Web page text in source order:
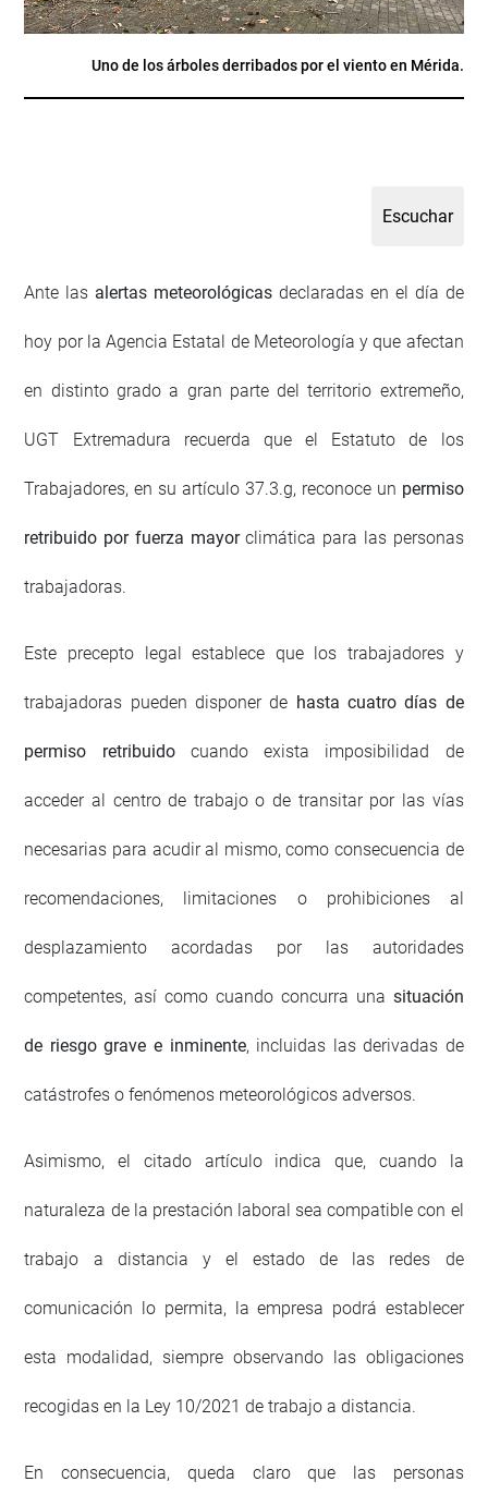
Uno de los árboles derribados por el viento en Mérida.
Ante las alertas meteorológicas declaradas en el día de
hoy por la Agencia Estatal de Meteorología y que afectan
en distinto grado a gran parte del territorio extremeño,
UGT Extremadura recuerda que el Estatuto de los
Trabajadores, en su artículo 37.3.g, reconoce un permiso
retribuido por fuerza mayorclimática para las personas
trabajadoras.
Este precepto legal establece que los trabajadores y
trabajadoras pueden disponer de hasta cuatro días de
permiso retribuidocuando exista imposibilidad de
acceder al centro de trabajo o de transitar por las vías
necesarias para acudir al mismo, como consecuencia de
recomendaciones, limitaciones o prohibiciones al
desplazamiento acordadas por las autoridades
competentes, así como cuando concurra una situación
de riesgo grave e inminente, incluidas las derivadas de
catástrofes o fenómenos meteorológicos adversos.
Asimismo, el citado artículo indica que, cuando la
naturaleza de la prestación laboral sea compatible con el
trabajo a distancia y el estado de las redes de
comunicación lo permita, la empresa podrá establecer
esta modalidad, siempre observando las obligaciones
recogidas en la Ley 10/2021 de trabajo a distancia.
En consecuencia, queda claro que las personas